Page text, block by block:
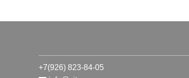
+7(926) 823-84-05